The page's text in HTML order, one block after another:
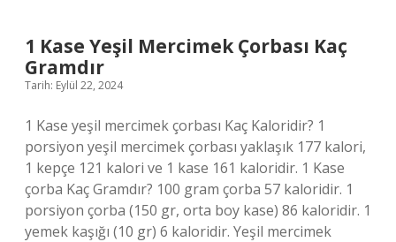
1 Kase Yeşil Mercimek Çorbası Kaç
Gramdır
Tarih: Eylül 22, 2024
1 Kase yeşil mercimek çorbası Kaç Kaloridir? 1
porsiyon yeşil mercimek çorbası yaklaşık 177 kalori,
1 kepçe 121 kalori ve 1 kase 161 kaloridir. 1 Kase
çorba Kaç Gramdır? 100 gram çorba 57 kaloridir. 1
porsiyon çorba (150 gr, orta boy kase) 86 kaloridir. 1
yemek kaşığı (10 gr) 6 kaloridir. Yeşil mercimek